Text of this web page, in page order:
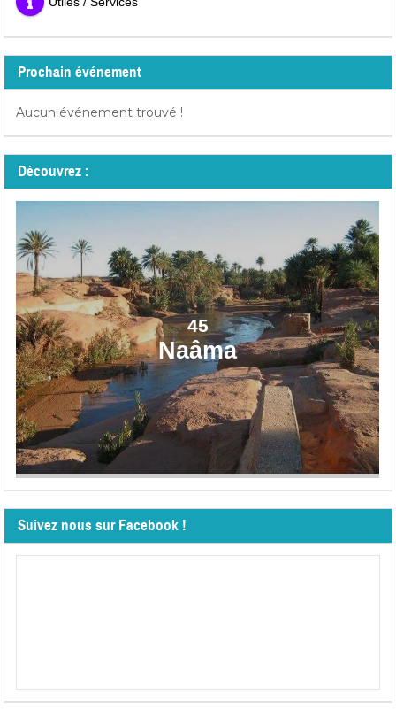
Prochain événement
Aucun événement trouvé !
Découvrez :
45
Naâma
Suivez nous sur Facebook !